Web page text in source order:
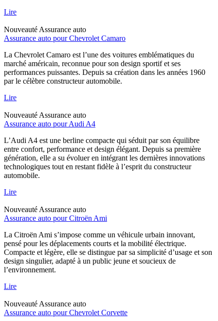
Lire
Nouveauté Assurance auto
Assurance auto pour Chevrolet Camaro
La Chevrolet Camaro est l’une des voitures emblématiques du
marché américain, reconnue pour son design sportif et ses
performances puissantes. Depuis sa création dans les années 1960
par le célèbre constructeur automobile.
Lire
Nouveauté Assurance auto
Assurance auto pour Audi A4
L’Audi A4 est une berline compacte qui séduit par son équilibre
entre confort, performance et design élégant. Depuis sa première
génération, elle a su évoluer en intégrant les dernières innovations
technologiques tout en restant fidèle à l’esprit du constructeur
automobile.
Lire
Nouveauté Assurance auto
Assurance auto pour Citroën Ami
La Citroën Ami s’impose comme un véhicule urbain innovant,
pensé pour les déplacements courts et la mobilité électrique.
Compacte et légère, elle se distingue par sa simplicité d’usage et son
design singulier, adapté à un public jeune et soucieux de
l’environnement.
Lire
Nouveauté Assurance auto
Assurance auto pour Chevrolet Corvette